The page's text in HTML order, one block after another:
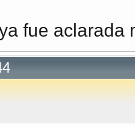
fue aclarada